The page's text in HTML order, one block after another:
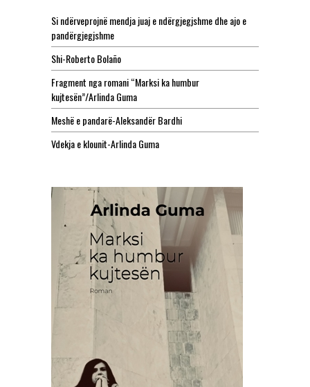
Si ndërveprojnë mendja juaj e ndërgjegjshme dhe ajo e
pandërgjegjshme
Shi-Roberto Bolaño
Fragment nga romani “Marksi ka humbur
kujtesën”/Arlinda Guma
Meshë e pandarë-Aleksandër Bardhi
Vdekja e klounit-Arlinda Guma